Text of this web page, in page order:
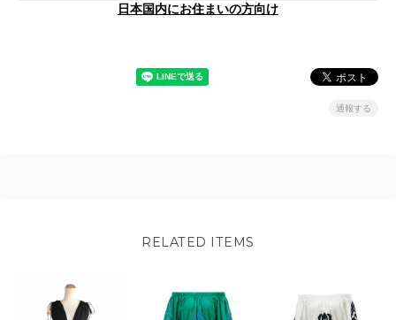
日本国内にお住まいの方向け
通報する
RELATED ITEMS